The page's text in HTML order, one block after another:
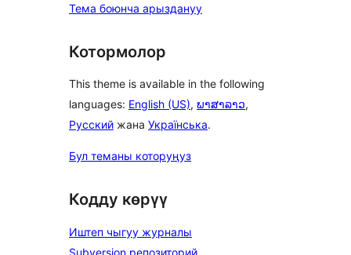
Тема боюнча арыздануу
Котормолор
This theme is available in the following
languages: English (US), ພາສາລາວ,
Русский жана Українська.
Бул теманы которуңуз
Кодду көрүү
Иштеп чыгуу журналы
Subversion репозиторий